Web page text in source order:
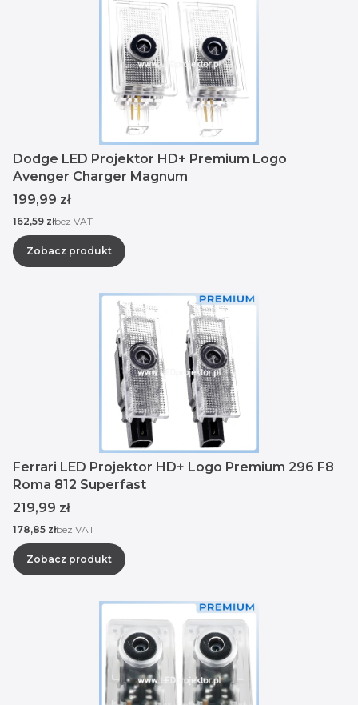
Dodge LED Projektor HD+ Premium Logo
Avenger Charger Magnum
Cena
199,99 zł
Cena
162,59 złbez VAT
Zobacz produkt
Ferrari LED Projektor HD+ Logo Premium 296 F8
Roma 812 Superfast
Cena
219,99 zł
Cena
178,85 złbez VAT
Zobacz produkt